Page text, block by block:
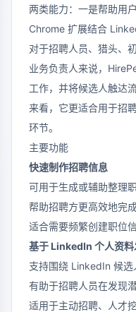
两类能力：一是帮助用
Chrome 扩展结合
对于招聘人员、猎头、
业务负责人来说，
工作，并将候选人触达
来看，它更适合用于招
环节。
主要功能
快速制作招聘信息
可用于生成或辅助整理
帮助招聘方更高效地完
适合需要频繁创建职位
基于 LinkedIn 个人资料
支持围绕 LinkedIn 候选
有助于招聘人员在发现
适用于主动招聘、人才